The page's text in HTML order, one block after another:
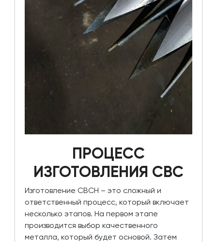
ПРОЦЕСС
ИЗГОТОВЛЕНИЯ СВС
Изготовление СВСН – это сложный и
ответственный процесс, который включает
несколько этапов. На первом этапе
производится выбор качественного
металла, который будет основой. Затем